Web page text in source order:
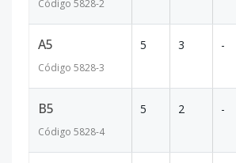
Código 5828-2
A5
Código 5828-3
5 3 -
B5
Código 5828-4
5 2 -